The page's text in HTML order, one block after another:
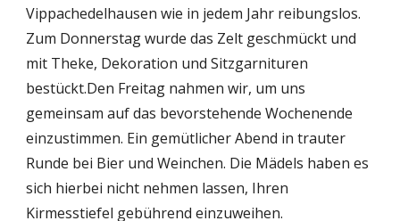
Vippachedelhausen wie in jedem Jahr reibungslos.
Zum Donnerstag wurde das Zelt geschmückt und
mit Theke, Dekoration und Sitzgarnituren
bestückt.Den Freitag nahmen wir, um uns
gemeinsam auf das bevorstehende Wochenende
einzustimmen. Ein gemütlicher Abend in trauter
Runde bei Bier und Weinchen. Die Mädels haben es
sich hierbei nicht nehmen lassen, Ihren
Kirmesstiefel gebührend einzuweihen.